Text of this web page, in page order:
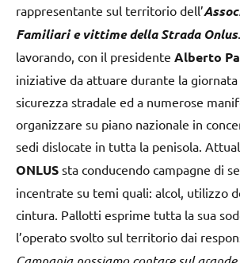
rappresentante sul territorio dell’
Familiari e vittime della Strada Onlus
lavorando, con il presidente Alberto
iniziative da attuare durante la
sicurezza stradale ed a numerose
organizzare su piano nazionale in
sedi dislocate in tutta la penisola.
ONLUS sta conducendo campagne di
incentrate su temi quali: alcol, utilizzo
cintura. Pallotti esprime tutta la sua
l’operato svolto sul territorio dai